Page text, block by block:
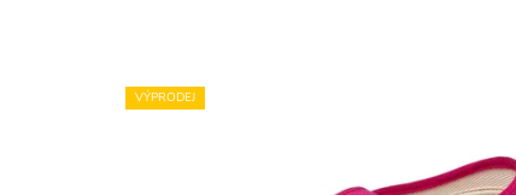
VÝPRODEJ